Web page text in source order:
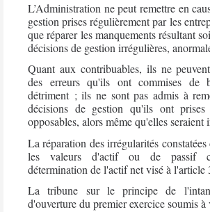
L’Administration ne peut remettre en
gestion prises régulièrement par les
que réparer les manquements résultant
décisions de gestion irrégulières,
Quant aux contribuables, ils ne
des erreurs qu'ils ont commises
détriment ; ils ne sont pas admis à
décisions de gestion qu'ils ont
opposables, alors même qu'elles seraient
La réparation des irrégularités
les valeurs d'actif ou de passif
détermination de l'actif net visé à
La tribune sur le principe de
d'ouverture du premier exercice soumis